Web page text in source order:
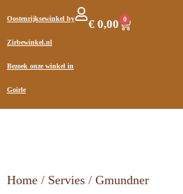
Oostenrijksewinkel by
Zirbewinkel.nl
Bezoek onze winkel in
Goirle
€ 0,00 0
Home / Servies / Gmundner